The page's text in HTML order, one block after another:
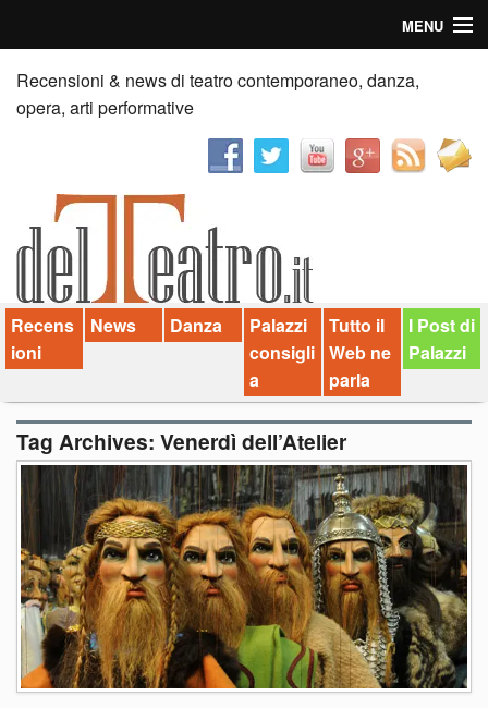
MENU
Home
Recensioni
News
Palazzi consiglia
Video
Chi siamo
Contatti
dT in English
Recensioni & news di teatro contemporaneo, danza,
opera, arti performative
Recens
ioni
News Danza
Palazzi
consigli
a
Tutto il
Web ne
parla
I Post di
Palazzi
Tag Archives: Venerdì dell’Atelier